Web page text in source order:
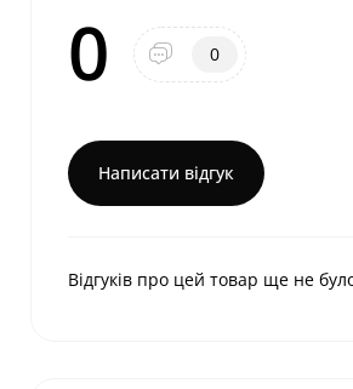
0 0
Написати відгук
Відгуків про цей товар ще не